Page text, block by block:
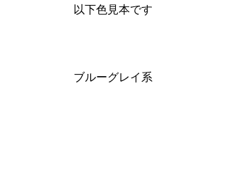
以下色見本です
ブルーグレイ系